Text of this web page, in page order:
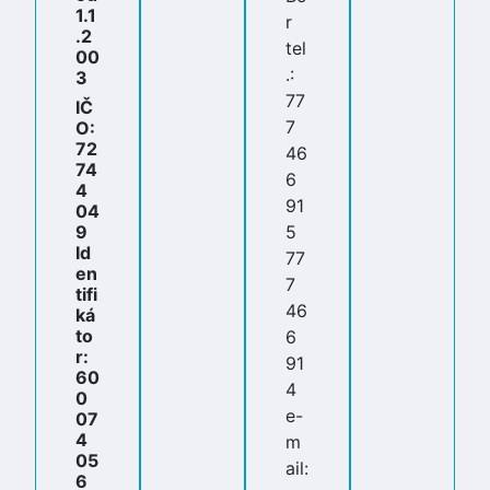
1.1
.2
00
3
IČ
O:
72
74
4
04
9
Id
en
tifi
ká
to
r:
60
0
07
4
05
6
r
tel
.:
77
7
46
6
91
5
77
7
46
6
91
4
e-
m
ail: